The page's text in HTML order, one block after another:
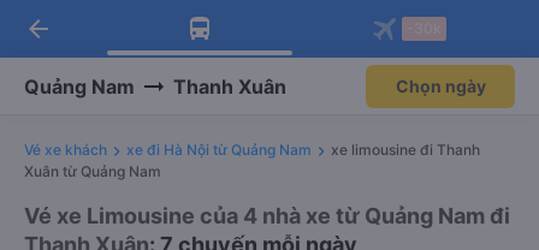
Tải app Vexere ngay!
Nhận ưu đãi thành viên độc
Mở app
Tải app Vexere
-30k/ghế khi đặt vé máy bay qua
Mở app
arrow_back
Quảng Nam Thanh Xuân Chọn ngày
Vé xe khách xe đi Hà Nội từ Quảng Nam
xe limousine đi Thanh
Xuân từ Quảng Nam
Vé xe Limousine của 4 nhà xe từ Quảng Nam đi
Thanh Xuân: 7 chuyến mỗi ngày